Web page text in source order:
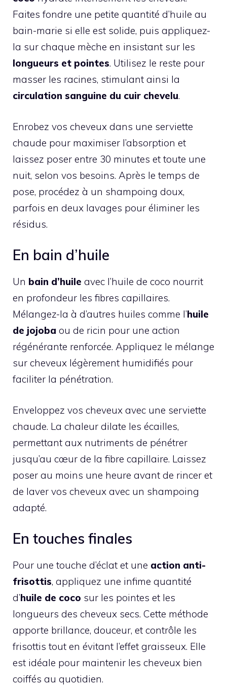
Faites fondre une petite quantité d’huile au
bain-marie si elle est solide, puis appliquez-
la sur chaque mèche en insistant sur les
longueurs et pointes. Utilisez le reste pour
masser les racines, stimulant ainsi la
circulation sanguine du cuir chevelu.
Enrobez vos cheveux dans une serviette
chaude pour maximiser l’absorption et
laissez poser entre 30 minutes et toute une
nuit, selon vos besoins. Après le temps de
pose, procédez à un shampoing doux,
parfois en deux lavages pour éliminer les
résidus.
En bain d’huile
Un bain d’huile avec l’huile de coco nourrit
en profondeur les fibres capillaires.
Mélangez-la à d’autres huiles comme l’huile
de jojoba ou de ricin pour une action
régénérante renforcée. Appliquez le mélange
sur cheveux légèrement humidifiés pour
faciliter la pénétration.
Enveloppez vos cheveux avec une serviette
chaude. La chaleur dilate les écailles,
permettant aux nutriments de pénétrer
jusqu’au cœur de la fibre capillaire. Laissez
poser au moins une heure avant de rincer et
de laver vos cheveux avec un shampoing
adapté.
En touches finales
Pour une touche d’éclat et une action anti-
frisottis, appliquez une infime quantité
d’huile de coco sur les pointes et les
longueurs des cheveux secs. Cette méthode
apporte brillance, douceur, et contrôle les
frisottis tout en évitant l’effet graisseux. Elle
est idéale pour maintenir les cheveux bien
coiffés au quotidien.